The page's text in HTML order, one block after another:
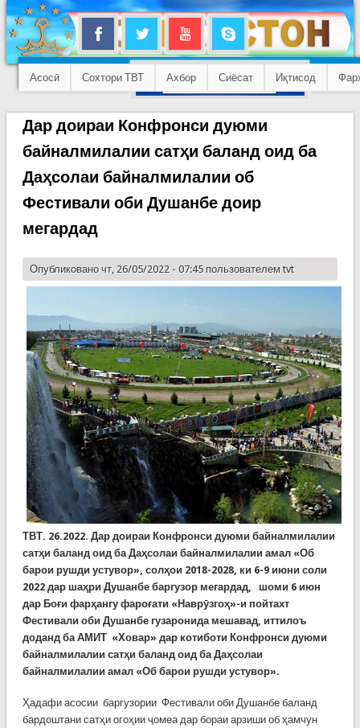
Асосӣ Сохтори ТВТ Ахбор Сиёсат Иқтисод
Дар доираи Конфронси дуюми
байналмилалии сатҳи баланд оид ба
Даҳсолаи байналмилалии об
Фестивали оби Душанбе доир
мегардад
Опубликовано чт, 26/05/2022 - 07:45 пользователем tvt
ТВТ. 26.2022. Дар доираи Конфронси дуюми байналмилалии
сатҳи баланд оид ба Даҳсолаи байналмилалии амал «Об
барои рушди устувор», солҳои 2018-2028, ки 6-9 июни соли
2022 дар шаҳри Душанбе баргузор мегардад, шоми 6 июн
дар Боғи фарҳангу фароғати «Наврӯзгоҳ»-и пойтахт
Фестивали оби Душанбе гузаронида мешавад, иттилоъ
доданд ба АМИТ «Ховар» дар котиботи Конфронси дуюми
байналмилалии сатҳи баланд оид ба Даҳсолаи
байналмилалии амал «Об барои рушди устувор».
Ҳадафи асосии баргузории Фестивали оби Душанбе баланд
бардоштани сатҳи огоҳии ҷомеа дар бораи арзиши об ҳамчун